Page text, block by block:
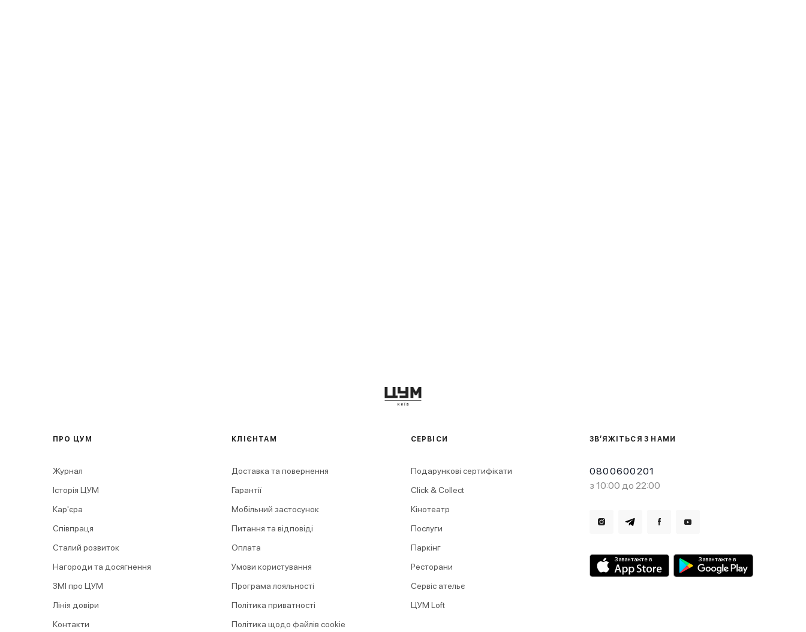
ЗВ’ЯЖІТЬСЯ З НАМИ
0800600201
з 10:00 до 22:00
Завантажте в Завантажте в
ПРО ЦУМ
Журнал
Історія ЦУМ
Кар'єра
Співпраця
Сталий розвиток
Нагороди та досягнення
ЗМІ про ЦУМ
Лінія довіри
Контакти
КЛІЄНТАМ
Доставка та повернення
Гарантії
Мобільний застосунок
Питання та відповіді
Оплата
Умови користування
Програма лояльності
Політика приватності
Політика щодо файлів cookie
СЕРВІСИ
Подарункові сертифікати
Click & Collect
Кінотеатр
Послуги
Паркінг
Ресторани
Сервіс ательє
ЦУМ Loft